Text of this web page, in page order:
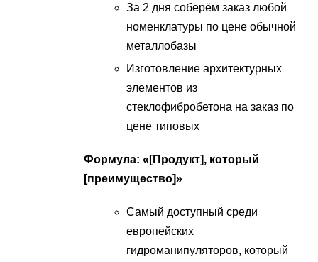
За 2 дня соберём заказ любой
номенклатуры по цене обычной
металлобазы
Изготовление архитектурных
элементов из
стеклофибробетона на заказ по
цене типовых
Формула: «[Продукт], который
[преимущество]»
Самый доступный среди
европейских
гидроманипуляторов, который